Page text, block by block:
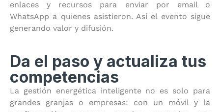
enlaces y recursos para enviar por email o
WhatsApp a quienes asistieron. Así el evento sigue
generando valor y difusión.
Da el paso y actualiza tus
competencias
La gestión energética inteligente no es solo para
grandes granjas o empresas: con un móvil y la